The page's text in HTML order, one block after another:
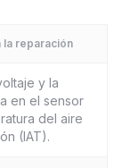
la reparación
y la
en el sensor
del aire
(IAT).